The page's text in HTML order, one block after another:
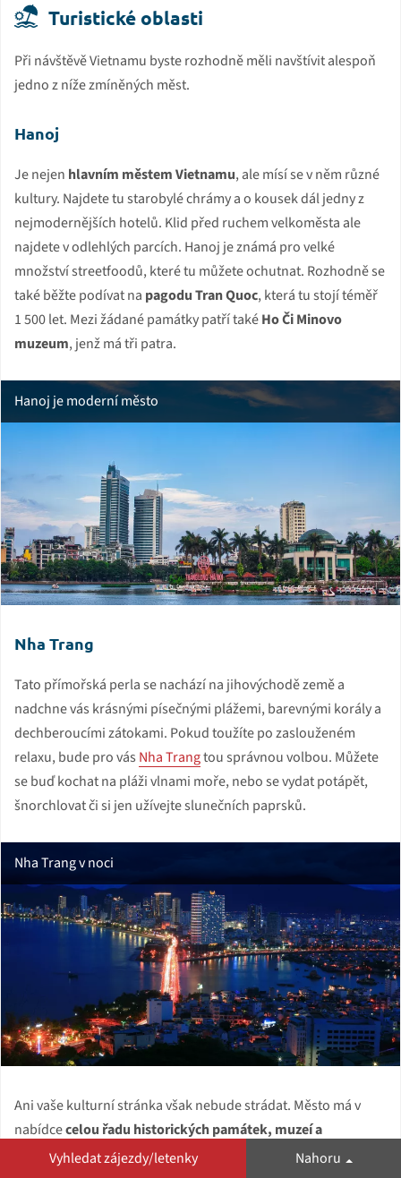
Turistické oblasti
Při návštěvě Vietnamu byste rozhodně měli navštívit alespoň
jedno z níže zmíněných měst.
Hanoj
Je nejen hlavním městem Vietnamu, ale mísí se v něm různé
kultury. Najdete tu starobylé chrámy a o kousek dál jedny z
nejmodernějších hotelů. Klid před ruchem velkoměsta ale
najdete v odlehlých parcích. Hanoj je známá pro velké
množství streetfoodů, které tu můžete ochutnat. Rozhodně se
také běžte podívat na pagodu Tran Quoc, která tu stojí téměř
1 500 let. Mezi žádané památky patří takéHo Či Minovo
muzeum, jenž má tři patra.
Hanoj je moderní město
Nha Trang
Tato přímořská perla se nachází na jihovýchodě země a
nadchne vás krásnými písečnými plážemi, barevnými korály a
dechberoucími zátokami. Pokud toužíte po zaslouženém
relaxu, bude pro vás Nha Trangtou správnou volbou. Můžete
se buď kochat na pláži vlnami moře, nebo se vydat potápět,
šnorchlovat či si jen užívejte slunečních paprsků.
Nha Trang v noci
Ani vaše kulturní stránka však nebude strádat. Město má v
nabídcecelou řadu historických památek, muzeí a
náboženských staveb.
Vyhledat zájezdy/letenky Nahoru